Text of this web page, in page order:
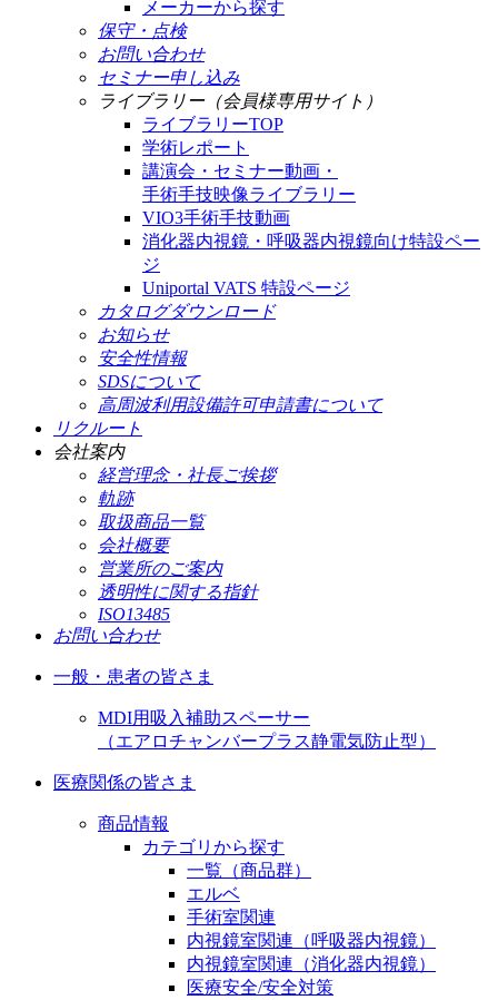
メーカーから探す
保守・点検
お問い合わせ
セミナー申し込み
ライブラリー（会員様専用サイト）
ライブラリーTOP
学術レポート
講演会・セミナー動画・
手術手技映像ライブラリー
VIO3手術手技動画
消化器内視鏡・呼吸器内視鏡向け特設ペー
ジ
Uniportal VATS 特設ページ
カタログダウンロード
お知らせ
安全性情報
SDSについて
高周波利用設備許可申請書について
リクルート
会社案内
経営理念・社長ご挨拶
軌跡
取扱商品一覧
会社概要
営業所のご案内
透明性に関する指針
ISO13485
お問い合わせ
一般・患者の皆さま
MDI用吸入補助スペーサー
（エアロチャンバープラス静電気防止型）
医療関係の皆さま
商品情報
カテゴリから探す
一覧（商品群）
エルベ
手術室関連
内視鏡室関連（呼吸器内視鏡）
内視鏡室関連（消化器内視鏡）
医療安全/安全対策